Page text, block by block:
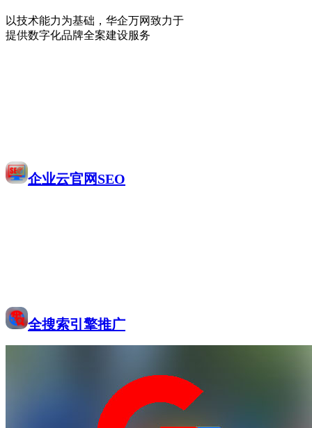
以技术能力为基础，华企万网致力于
提供数字化品牌全案建设服务
企业云官网SEO
全搜索引擎推广